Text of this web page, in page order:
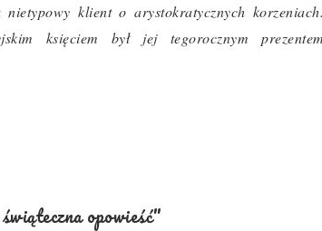
klient o arystokratycznych
księciem był jej tegorocznym
opowieść"